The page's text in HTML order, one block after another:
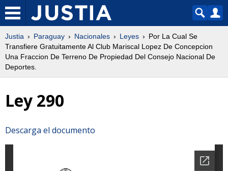
Justia Paraguay Nacionales Leyes
Por La Cual Se
Transfiere Gratuitamente Al Club Mariscal Lopez De Concepcion
Una Fraccion De Terreno De Propiedad Del Consejo Nacional De
Deportes.
Ley 290
Descarga el documento